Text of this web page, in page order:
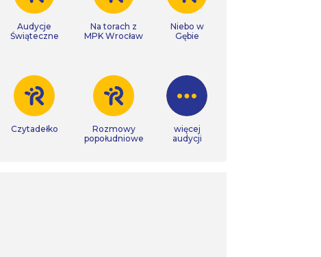
Audycje
Świąteczne
Na torach z
MPK Wrocław
Niebo w
Gębie
Czytadełko
Rozmowy
popołudniowe
więcej
audycji